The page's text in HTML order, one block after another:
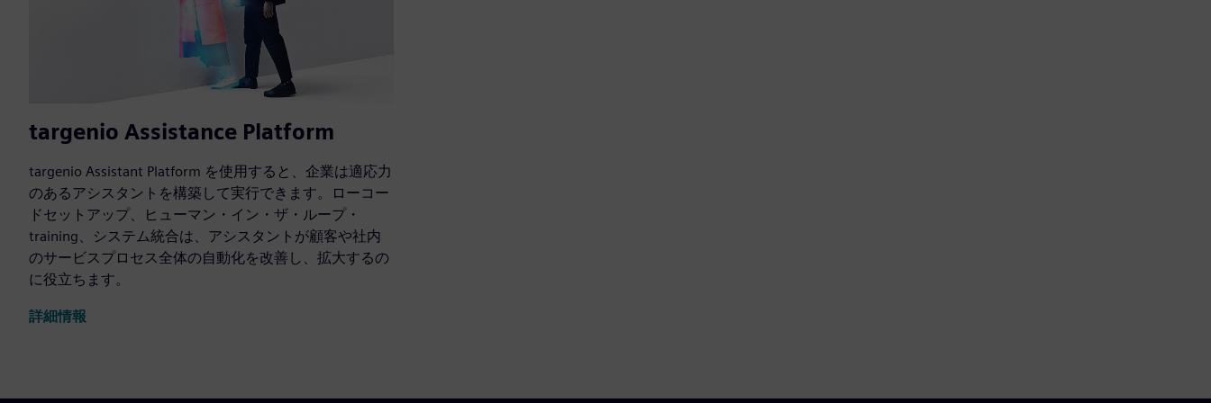
targenio Assistance Platform
targenio Assistant Platform を使用すると、企業は適応力
のあるアシスタントを構築して実行できます。ローコー
ドセットアップ、ヒューマン・イン・ザ・ループ・
training、システム統合は、アシスタントが顧客や社内
のサービスプロセス全体の自動化を改善し、拡大するの
に役立ちます。
詳細情報